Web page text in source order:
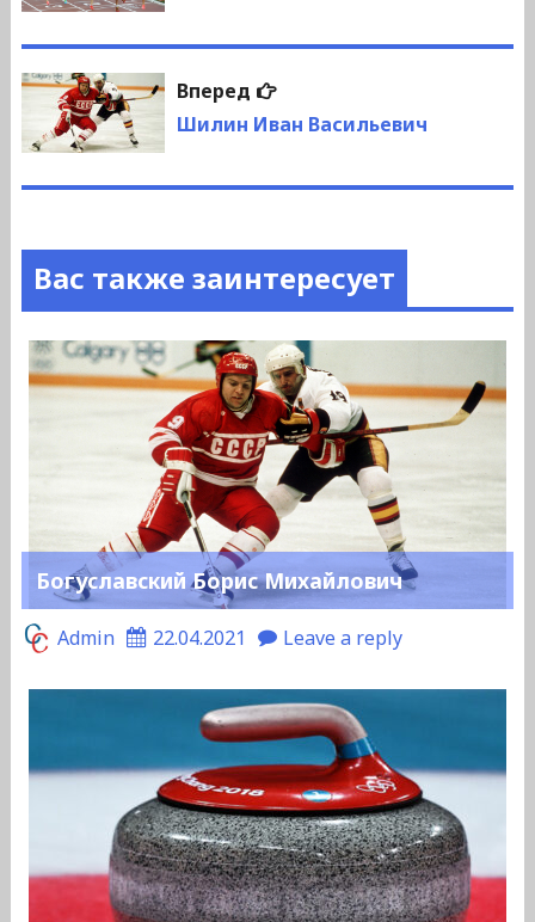
записям
Вперед
Следующая
запись:
Шилин Иван Васильевич
Вас также заинтересует
Богуславский Борис Михайлович
Admin 22.04.2021 Leave a reply